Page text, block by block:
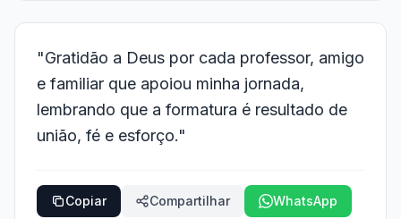
"Gratidão a Deus por cada professor, amigo
e familiar que apoiou minha jornada,
lembrando que a formatura é resultado de
união, fé e esforço."
Copiar Compartilhar WhatsApp